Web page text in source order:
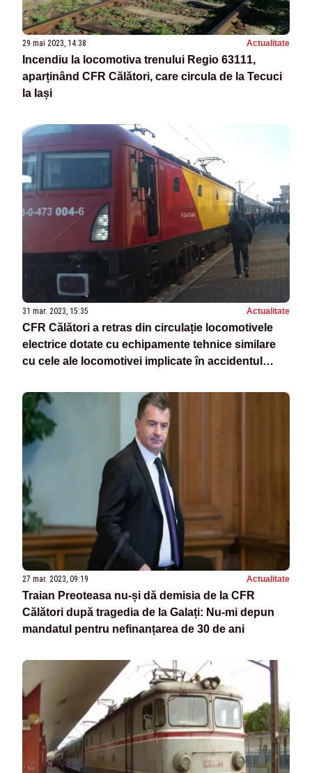
29 mai 2023, 14:38 Actualitate
Incendiu la locomotiva trenului Regio 63111,
aparținând CFR Călători, care circula de la Tecuci
la Iași
31 mar. 2023, 15:35 Actualitate
CFR Călători a retras din circulație locomotivele
electrice dotate cu echipamente tehnice similare
cu cele ale locomotivei implicate în accidentul
27 mar. 2023, 09:19 Actualitate
Traian Preoteasa nu-și dă demisia de la CFR
Călători după tragedia de la Galați: Nu-mi depun
mandatul pentru nefinanțarea de 30 de ani